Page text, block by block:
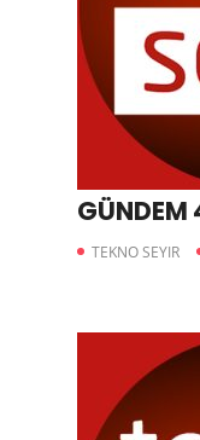
GÜNDEM
TEKNO SEYIR